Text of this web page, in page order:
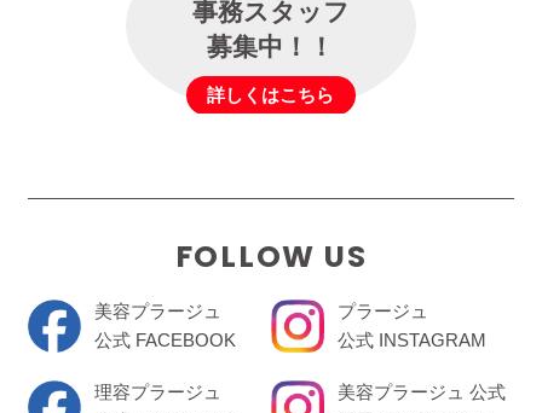
事務スタッフ
募集中！！
詳しくはこちら
FOLLOW US
美容プラージュ
公式 FACEBOOK
理容プラージュ
プラージュ
公式 INSTAGRAM
美容プラージュ 公式